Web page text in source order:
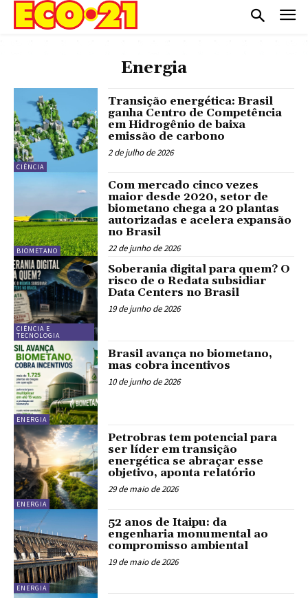
Energia
CIÊNCIA
Transição energética: Brasil
ganha Centro de Competência
em Hidrogênio de baixa
emissão de carbono
2 de julho de 2026
BIOMETANO
Com mercado cinco vezes
maior desde 2020, setor de
biometano chega a 20 plantas
autorizadas e acelera expansão
no Brasil
22 de junho de 2026
CIÊNCIA E
TECNOLOGIA
Soberania digital para quem? O
risco de o Redata subsidiar
Data Centers no Brasil
19 de junho de 2026
ENERGIA
Brasil avança no biometano,
mas cobra incentivos
10 de junho de 2026
ENERGIA
Petrobras tem potencial para
ser líder em transição
energética se abraçar esse
objetivo, aponta relatório
29 de maio de 2026
ENERGIA
52 anos de Itaipu: da
engenharia monumental ao
compromisso ambiental
19 de maio de 2026